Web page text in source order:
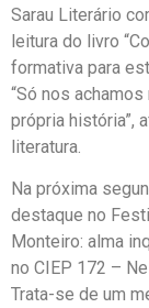
Sarau Literário
leitura do livro
formativa para
“Só nos
própria história”,
literatura.
Na próxima
destaque no
Monteiro: alma
no CIEP 172 –
Trata-se de um